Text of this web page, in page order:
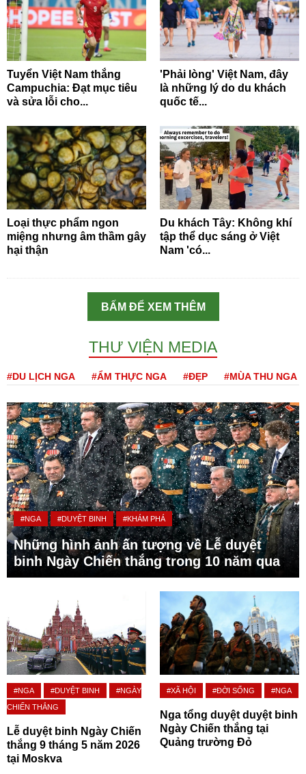
Tuyển Việt Nam thắng
Campuchia: Đạt mục tiêu
và sửa lỗi cho...
'Phải lòng' Việt Nam, đây
là những lý do du khách
quốc tế...
Loại thực phẩm ngon
miệng nhưng âm thầm gây
hại thận
Du khách Tây: Không khí
tập thể dục sáng ở Việt
Nam 'có...
BẤM ĐỂ XEM THÊM
THƯ VIỆN MEDIA
#DU LỊCH NGA #ẨM THỰC NGA #ĐẸP #MÙA THU NGA
#NGA #DUYỆT BINH #KHÁM PHÁ
Những hình ảnh ấn tượng về Lễ duyệt
binh Ngày Chiến thắng trong 10 năm qua
#NGA #DUYỆT BINH
#NGÀY
CHIẾN THẮNG
Lễ duyệt binh Ngày Chiến
thắng 9 tháng 5 năm 2026
tại Moskva
#XÃ HỘI #ĐỜI SỐNG #NGA
Nga tổng duyệt duyệt binh
Ngày Chiến thắng tại
Quảng trường Đỏ